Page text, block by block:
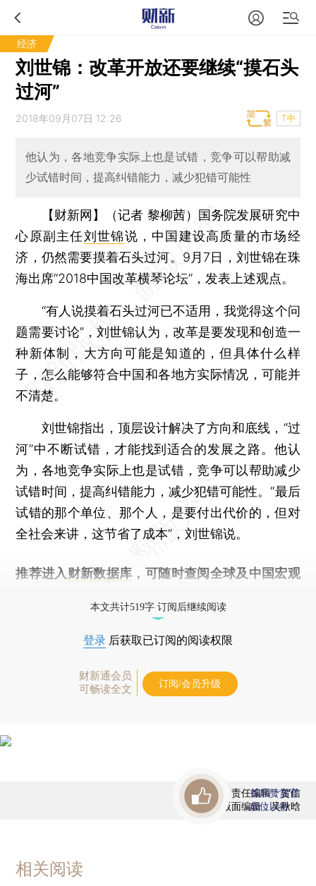
经济
刘世锦：改革开放还要继续“摸石头
过河”
2018年09月07日 12:26 T中
他认为，各地竞争实际上也是试错，竞争可以帮助减
少试错时间，提高纠错能力，减少犯错可能性
【财新网】（记者 黎柳茜） 国务院发展研究中
心原副主任刘世锦说，中国建设高质量的市场经
济，仍然需要摸着石头过河。9月7日，刘世锦在珠
海出席“2018中国改革横琴论坛”，发表上述观点。
“有人说摸着石头过河已不适用，我觉得这个问
题需要讨论”，刘世锦认为，改革是要发现和创造一
种新体制，大方向可能是知道的，但具体什么样
子，怎么能够符合中国和各地方实际情况，可能并
不清楚。
刘世锦指出，顶层设计解决了方向和底线，“过
河”中不断试错，才能找到适合的发展之路。他认
为，各地竞争实际上也是试错，竞争可以帮助减少
试错时间，提高纠错能力，减少犯错可能性。“最后
试错的那个单位、那个人，是要付出代价的，但对
全社会来讲，这节省了成本”，刘世锦说。
推荐进入 财新数据库 ，可随时查阅全球及中国宏观
本文共计519字 订阅后继续阅读
登录 后获取已订阅的阅读权限
财新通会员
可畅读全文
订阅/会员升级
责任编辑：贺信
版面编辑：吴秋晗
首席赞赏官
虚位以待
相关阅读